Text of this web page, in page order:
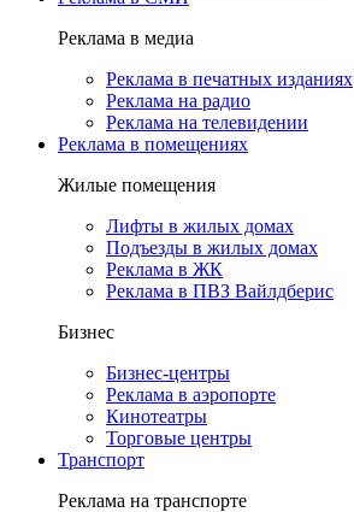
Реклама в медиа
Реклама в печатных изданиях
Реклама на радио
Реклама на телевидении
Реклама в помещениях
Жилые помещения
Лифты в жилых домах
Подъезды в жилых домах
Реклама в ЖК
Реклама в ПВЗ Вайлдберис
Бизнес
Бизнес-центры
Реклама в аэропорте
Кинотеатры
Торговые центры
Транспорт
Реклама на транспорте